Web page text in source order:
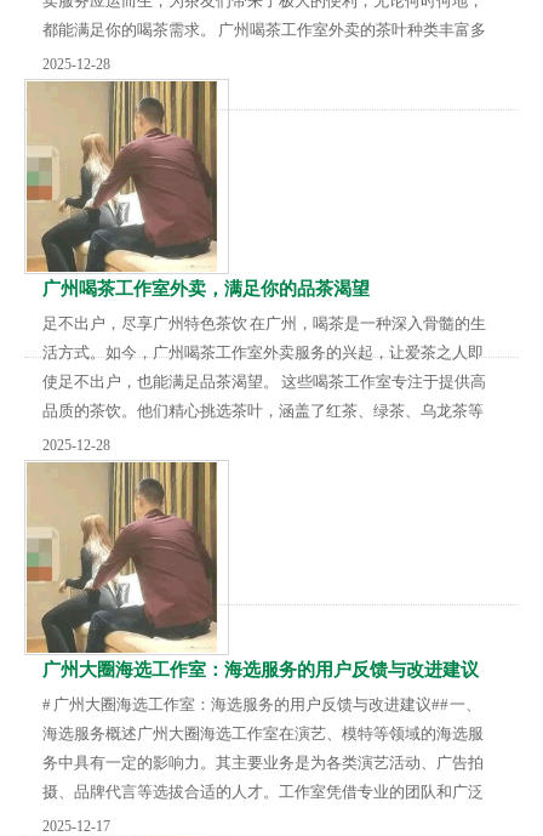
都能满足你的喝茶需求。 广州喝茶工作室外卖的茶叶种类丰富多
样。从清香四溢的绿茶，到醇厚浓郁的红茶，再到独具韵味的乌
龙茶和黑茶，应有尽有。比如，喜欢清新口感的朋友可以选择西
湖龙井，其嫩绿的色泽和鲜爽的滋味让人回味无穷；而偏爱浓郁
香气的茶客，则可以挑选正山小种，那独特的松烟香和桂圆汤
味，仿佛能带你穿越到古老的茶园。 除了丰富的茶叶...
2025-12-28
广州喝茶工作室外卖，满足你的品茶渴望
足不出户，尽享广州特色茶饮 在广州，喝茶是一种深入骨髓的生
活方式。如今，广州喝茶工作室外卖服务的兴起，让爱茶之人即
使足不出户，也能满足品茶渴望。 这些喝茶工作室专注于提供高
品质的茶饮。他们精心挑选茶叶，涵盖了红茶、绿茶、乌龙茶等
多种品类。比如，对于喜欢醇厚口感的人来说，工作室的普洱茶
是绝佳选择。其经过岁月沉淀，香气浓郁，韵味悠长。而追求清
新淡雅的茶友，龙井绿茶会带来舌尖上的清爽体验，仿佛置身于
茶园之中。 除了丰富的茶品，工作室还注重搭配精致的茶点。想
象一下，一边品着芬芳的茶，一边品尝着香甜的糕...
2025-12-28
广州大圈海选工作室：海选服务的用户反馈与改进建议
# 广州大圈海选工作室：海选服务的用户反馈与改进建议## 一、
海选服务概述广州大圈海选工作室在演艺、模特等领域的海选服
务中具有一定的影响力。其主要业务是为各类演艺活动、广告拍
摄、品牌代言等选拔合适的人才。工作室凭借专业的团队和广泛
的资源，吸引了众多怀揣梦想的年轻人参与海选。海选流程通常
2025-12-17